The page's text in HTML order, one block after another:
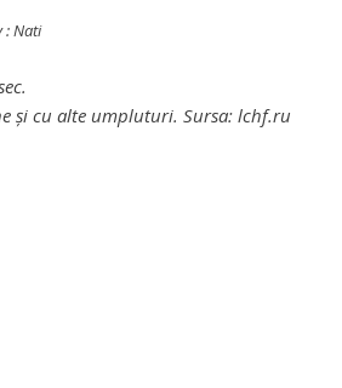
:Nati
și cu alte umpluturi. Sursa: lchf.ru